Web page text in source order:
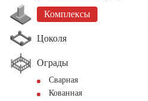
Комплексы
Цоколя
Ограды
Сварная
Кованная